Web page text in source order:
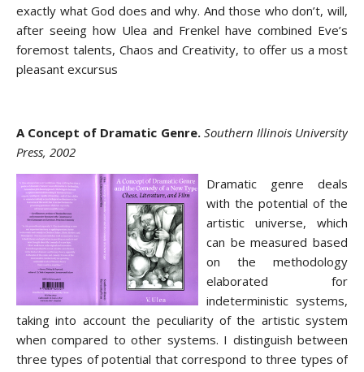
exactly what God does and why. And those who don’t, will,
after seeing how Ulea and Frenkel have combined Eve’s
foremost talents, Chaos and Creativity, to offer us a most
pleasant excursus
A Concept of Dramatic Genre. Southern Illinois University
Press, 2002
Dramatic genre deals
with the potential of the
artistic universe, which
can be measured based
on the methodology
elaborated for
indeterministic systems,
taking into account the peculiarity of the artistic system
when compared to other systems. I distinguish between
three types of potential that correspond to three types of